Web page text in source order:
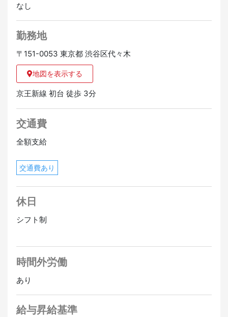
なし
勤務地
〒151-0053 東京都 渋谷区代々木
地図を表示する
京王新線 初台 徒歩 3分
交通費
全額支給
交通費あり
休日
シフト制
時間外労働
あり
給与昇給基準